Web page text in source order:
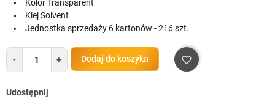
Kolor Transparent
Klej Solvent
Jednostka sprzedaży 6 kartonów - 216 szt.
- + Dodaj do koszyka favorite_border
Udostępnij